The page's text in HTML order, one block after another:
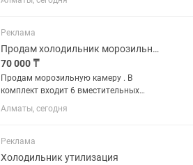
Реклама
Продам холодильник морозильник
70 000 ₸
Продам морозильную камеру . В
комплект входит 6 вместительных
пластиковых контейнеров.
Температура охлаждения и заморозки
Алматы, сегодня
Реклама
Холодильник утилизация